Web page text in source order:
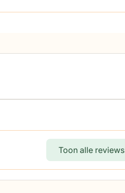
Toon alle reviews